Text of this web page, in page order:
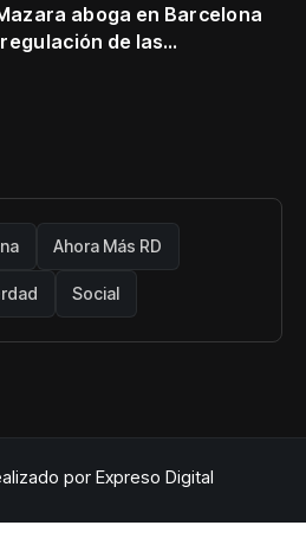
aboga en Barcelona
de las
Ahora Más RD
Social
por Expreso Digital